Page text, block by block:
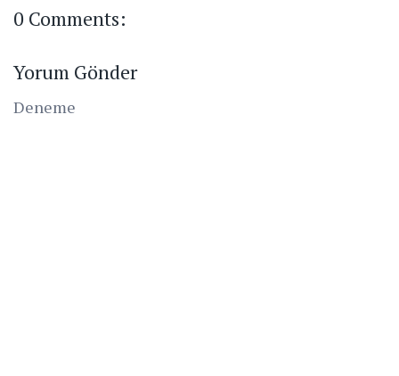
0 Comments:
Yorum Gönder
Deneme